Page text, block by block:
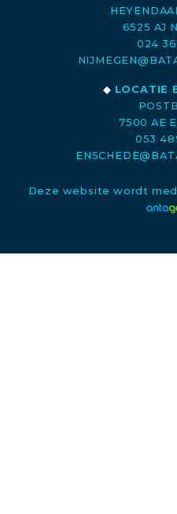
6525 AJ
024
◆ LOCATIE
7500 AE
053
Deze website wordt